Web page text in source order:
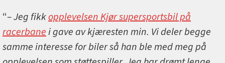
“– Jeg fikkopplevelsen Kjør supersportsbil på
racerbanei gave av kjæresten min. Vi deler begge
samme interesse for biler så han ble med meg på